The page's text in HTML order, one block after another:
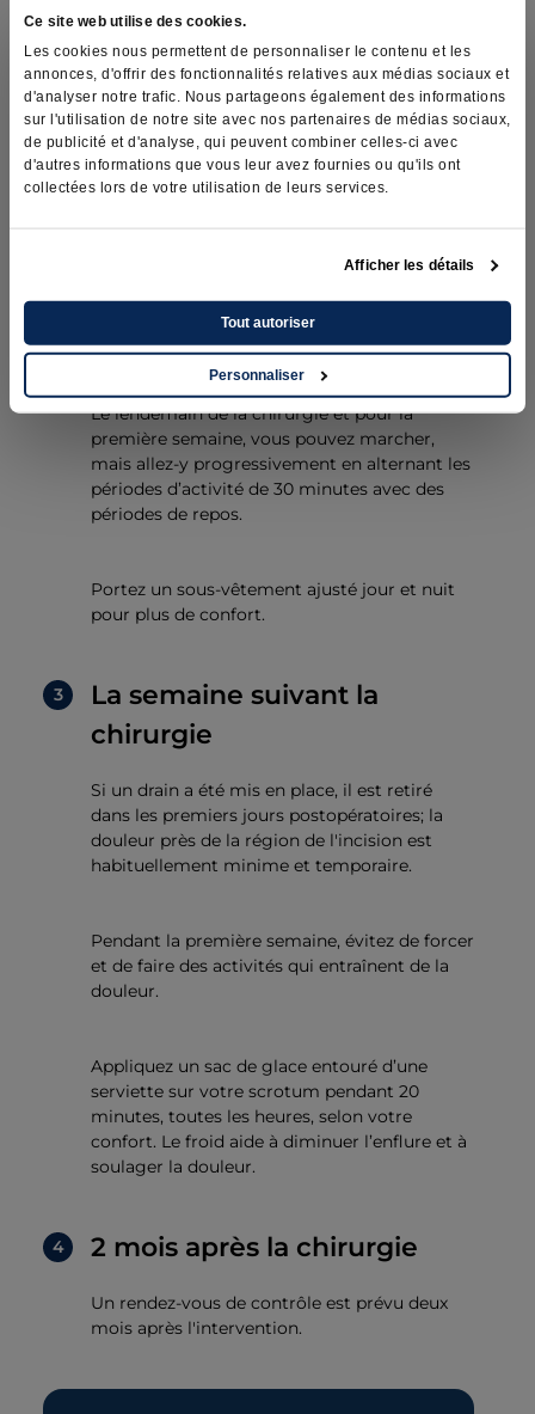
Ce site web utilise des cookies.
Les cookies nous permettent de personnaliser le contenu et les
annonces, d'offrir des fonctionnalités relatives aux médias sociaux et
d'analyser notre trafic. Nous partageons également des informations
sur l'utilisation de notre site avec nos partenaires de médias sociaux,
de publicité et d'analyse, qui peuvent combiner celles-ci avec
d'autres informations que vous leur avez fournies ou qu'ils ont
collectées lors de votre utilisation de leurs services.
Afficher les détails
Tout autoriser
Personnaliser
post-chirurgie d’une
épididymectomie
Le jour de la chirurgie
Le lendemain de la
chirurgie
Le lendemain de la chirurgie et pour la
première semaine, vous pouvez marcher,
mais allez-y progressivement en alternant les
périodes d’activité de 30 minutes avec des
périodes de repos.
Portez un sous-vêtement ajusté jour et nuit
pour plus de confort.
La semaine suivant la
chirurgie
Si un drain a été mis en place, il est retiré
dans les premiers jours postopératoires; la
douleur près de la région de l'incision est
habituellement minime et temporaire.
Pendant la première semaine, évitez de forcer
et de faire des activités qui entraînent de la
douleur.
Appliquez un sac de glace entouré d’une
serviette sur votre scrotum pendant 20
minutes, toutes les heures, selon votre
confort. Le froid aide à diminuer l’enflure et à
soulager la douleur.
2 mois après la chirurgie
Un rendez-vous de contrôle est prévu deux
mois après l'intervention.